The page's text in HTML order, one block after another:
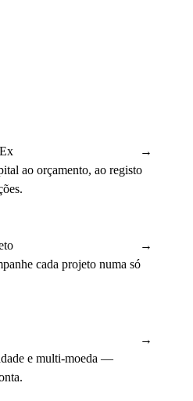
→
ao orçamento, ao registo
→
cada projeto numa só
→
e multi-moeda —